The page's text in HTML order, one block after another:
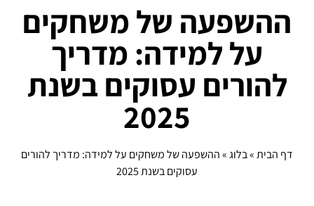
ההשפעה של משחקים
על למידה: מדריך
להורים עסוקים בשנת
2025
דף הבית»בלוג»ההשפעה של משחקים על למידה: מדריך להורים
עסוקים בשנת 2025